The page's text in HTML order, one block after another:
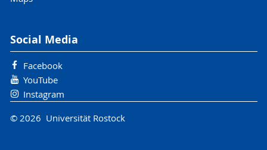
Social Media
Facebook
YouTube
Instagram
© 2026 Universität Rostock